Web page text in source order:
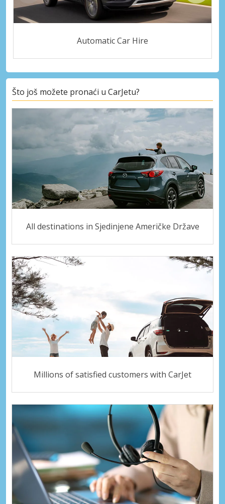
Automatic Car Hire
Što još možete pronaći u CarJetu?
All destinations in Sjedinjene Američke Države
Millions of satisfied customers with CarJet